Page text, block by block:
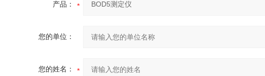
产品：
您的单位：
您的姓名：